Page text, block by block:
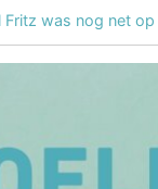
Fritz was nog net